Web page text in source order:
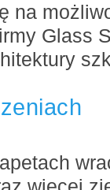
na
Glass